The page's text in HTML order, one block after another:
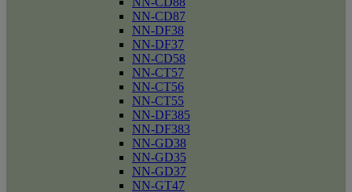
NN-CD87
NN-DF38
NN-DF37
NN-CD58
NN-CT57
NN-CT56
NN-CT55
NN-DF385
NN-DF383
NN-GD38
NN-GD35
NN-GD37
NN-GT47